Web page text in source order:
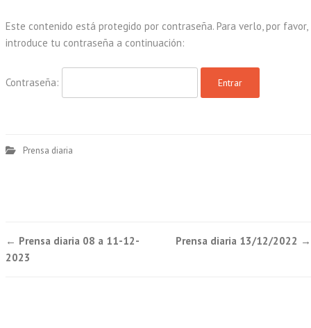
Este contenido está protegido por contraseña. Para verlo, por favor,
introduce tu contraseña a continuación:
Contraseña:
Prensa diaria
Post
navigation
← Prensa diaria 08 a 11-12-
2023
Prensa diaria 13/12/2022 →